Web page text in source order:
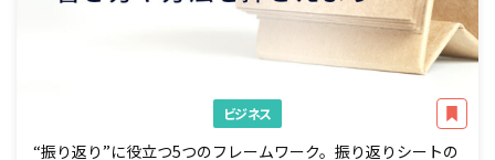
ビジネス
“振り返り”に役立つ5つのフレームワーク。振り返りシートの